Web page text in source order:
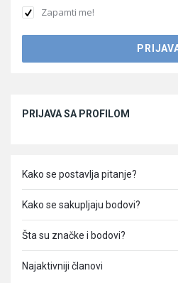
Zapamti me!
PRIJAVA SA PROFILOM
Kako se postavlja pitanje?
Kako se sakupljaju bodovi?
Šta su značke i bodovi?
Najaktivniji članovi